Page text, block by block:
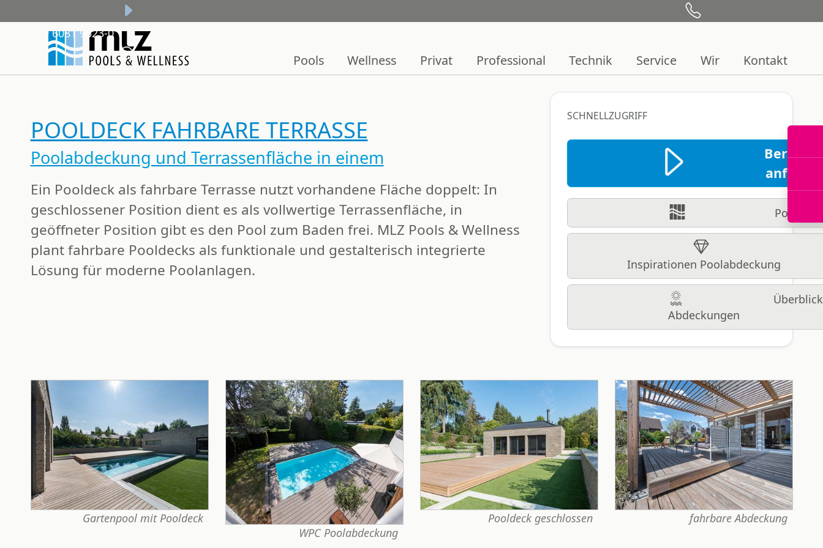
+49 6081 9523-0
Pools Wellness Privat Professional Technik Service Wir Kontakt
POOLDECK FAHRBARE TERRASSE
Poolabdeckung und Terrassenfläche in einem
Ein Pooldeck als fahrbare Terrasse nutzt vorhandene Fläche doppelt: In
geschlossener Position dient es als vollwertige Terrassenfläche, in
geöffneter Position gibt es den Pool zum Baden frei. MLZ Pools & Wellness
plantfahrbare Pooldecks als funktionale und gestalterisch integrierte
Lösung für moderne Poolanlagen.
SCHNELLZUGRIFF
Pooldeck
Inspirationen Poolabdeckung
Überblick
Abdeckungen
Gartenpool mit Pooldeck
WPC Poolabdeckung
Pooldeck geschlossen fahrbare Abdeckung